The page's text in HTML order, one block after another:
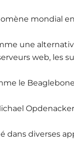
mondial
une
web, les
le
dans diverses